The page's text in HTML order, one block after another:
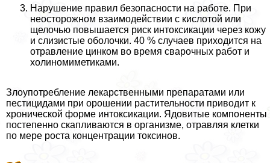
Нарушение правил безопасности на работе. При
неосторожном взаимодействии с кислотой или
щелочью повышается риск интоксикации через кожу
и слизистые оболочки. 40 % случаев приходится на
отравление цинком во время сварочных работ и
холиномиметиками.
Злоупотрeбление лекарственными препаратами или
пестицидами при орошении растительности приводит к
хронической форме интоксикации. Ядовитые компоненты
постепенно скапливаются в организме, отравляя клетки
по мере роста концентрации токсинов.